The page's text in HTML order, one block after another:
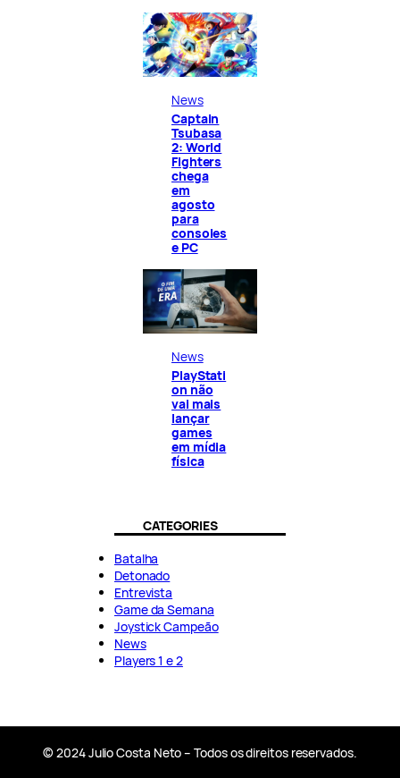
News
Captain
Tsubasa
2: World
Fighters
chega
em
agosto
para
consoles
e PC
News
PlayStati
on não
vai mais
lançar
games
em mídia
física
CATEGORIES
Batalha
Detonado
Entrevista
Game da Semana
Joystick Campeão
News
Players 1 e 2
© 2024 Julio Costa Neto – Todos os direitos reservados.